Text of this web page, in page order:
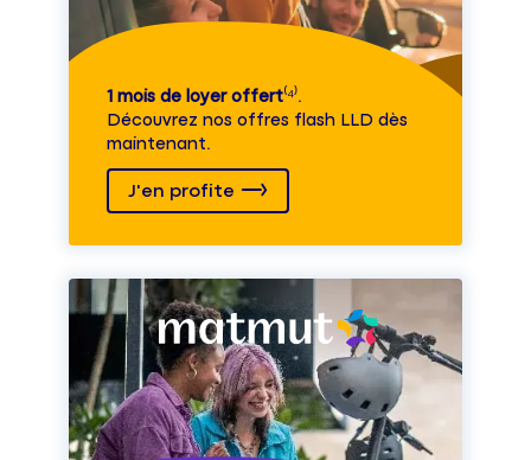
1 mois de loyer offert⁽⁴⁾.
Découvrez nos offres flash LLD dès
maintenant.
J'en profite